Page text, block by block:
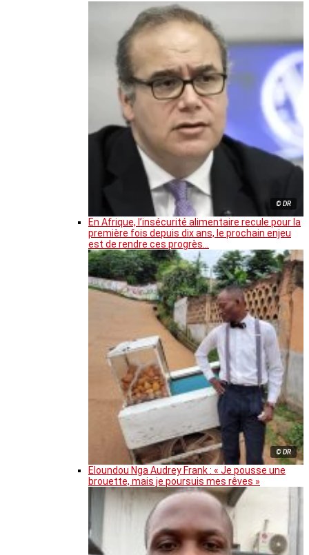
© DR
En Afrique, l’insécurité alimentaire recule pour la
première fois depuis dix ans, le prochain enjeu
est de rendre ces progrès…
© DR
Eloundou Nga Audrey Frank : « Je pousse une
brouette, mais je poursuis mes rêves »